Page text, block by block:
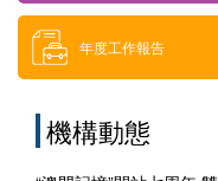
供應商資料庫及採
借用場地
下載區
年度工作報告
機構動態